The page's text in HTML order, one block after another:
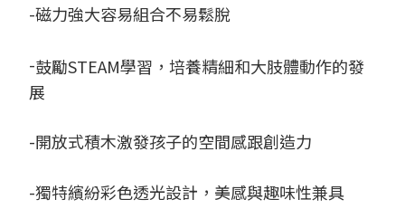
-磁力強大容易組合不易鬆脫
-鼓勵STEAM學習，培養精細和大肢體動作的發
展
-開放式積木激發孩子的空間感跟創造力
-獨特繽紛彩色透光設計，美感與趣味性兼具